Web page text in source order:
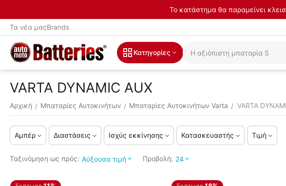
Το κατάστημα θα παραμείνει
Τα νέα μαςBrands
Κατηγορίες
VARTA DYNAMIC AUX
Αρχική / Μπαταρίες Αυτοκινήτων / Μπαταρίες Αυτοκινήτων Varta / VARTA
Αμπέρ Διαστάσεις Ισχύς εκκίνησης Κατασκευαστής Τιμή
Ταξινόμηση ως πρός: Αύξουσα τιμή Προβολή: 24